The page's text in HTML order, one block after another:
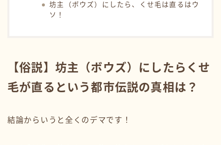
坊主（ボウズ）にしたら、くせ毛は直るはウ
ソ！
【俗説】坊主（ボウズ）にしたらくせ
毛が直るという都市伝説の真相は？
結論からいうと全くのデマです！